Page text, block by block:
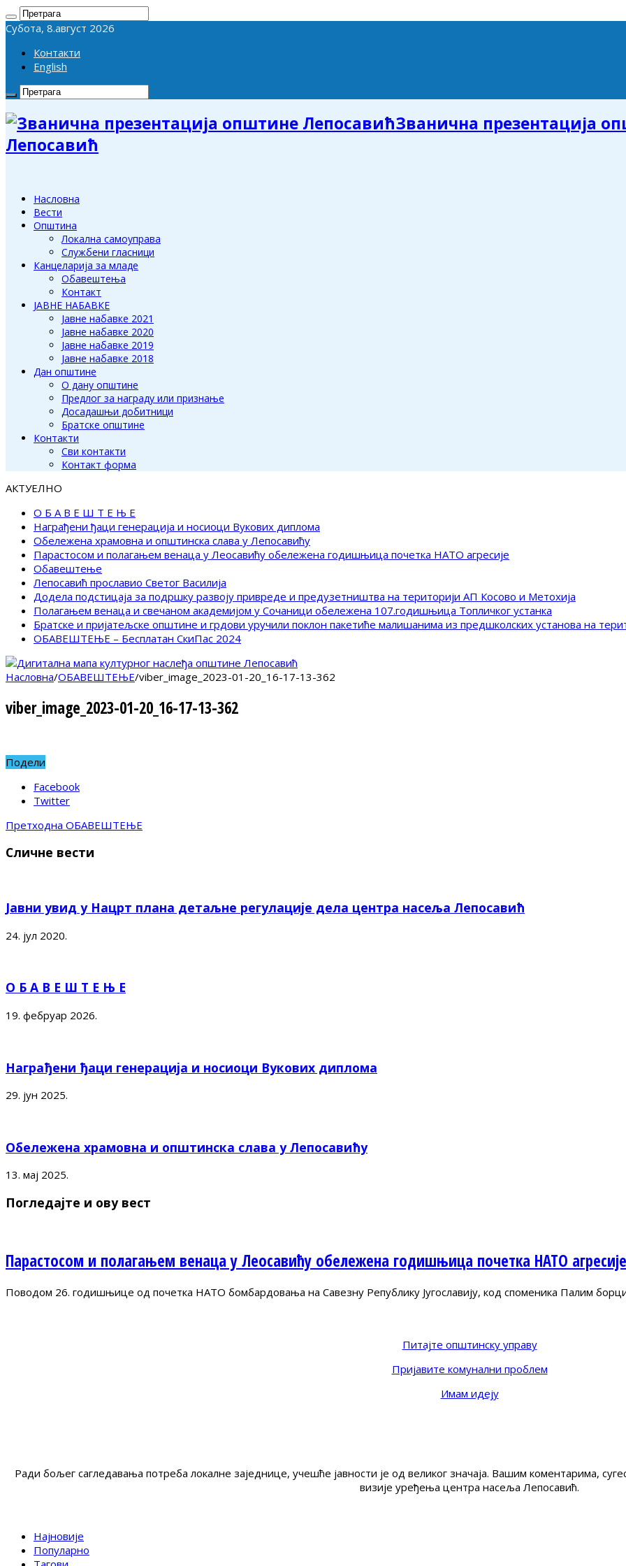
Субота, 8.август 2026
Контакти
English
Званична презентација
Лепосавић
Насловна
Вести
Општина
Локална самоуправа
Службени гласници
Канцеларија за младе
Обавештења
Контакт
ЈАВНЕ НАБАВКЕ
Јавне набавке 2021
Јавне набавке 2020
Јавне набавке 2019
Јавне набавке 2018
Дан општине
О дану општине
Предлог за награду или признање
Досадашњи добитници
Братске општине
Контакти
Сви контакти
Контакт форма
АКТУЕЛНО
О Б А В Е Ш Т Е Њ Е
Награђени ђаци генерација и носиоци Вукових диплома
Обележена храмовна и општинска слава у Лепосавићу
Парастосом и полагањем венаца у Леосавићу обележена годишњица почетка НАТО агресије
Обавештење
Лепосавић прославио Светог Василија
Додела подстицаја за подршку развоју привреде и предузетништва на територији АП Косово и Метохија
Полагањем венаца и свечаном академијом у Сочаници обележена 107.годишњица Топличког устанка
Братске и пријатељске општине и грдови уручили поклон пакетиће малишанима из предшколских установа на
ОБАВЕШТЕЊЕ – Бесплатан СкиПас 2024
Насловна/ОБАВЕШТЕЊЕ/viber_image_2023-01-20_16-17-13-362
viber_image_2023-01-20_16-17-13-362
Подели
Facebook
Twitter
Претходна ОБАВЕШТЕЊЕ
Сличне вести
Јавни увид у Нацрт плана детаљне регулације дела центра насеља Лепосавић
24. јул 2020.
О Б А В Е Ш Т Е Њ Е
19. фебруар 2026.
Награђени ђаци генерација и носиоци Вукових диплома
29. јун 2025.
Обележена храмовна и општинска слава у Лепосавићу
13. мај 2025.
Погледајте и ову вест
Парастосом и полагањем венаца у Леосавићу обележена годишњица почетка НАТО агресије
Поводом 26. годишњице од почетка НАТО бомбардовања на Савезну Републику Југославију, код споменика Палим
Питајте општинску управу
Пријавите комунални проблем
Имам идеју
Ради бољег сагледавања потреба локалне заједнице, учешће јавности је од великог значаја. Вашим коментарима,
визије уређења центра насеља Лепосавић.
Најновије
Популарно